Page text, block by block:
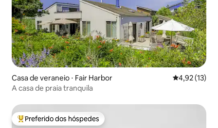
Casa de veraneio ⋅ Fair Harbor 4,92 de uma
4,92 (13)
A casa de praia tranquila
Entre os melhores preferidos dos hóspedes
Preferido dos hóspedes